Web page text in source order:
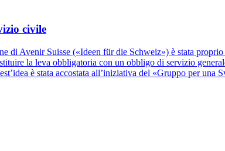
civile
di Avenir Suisse («Ideen für die Schweiz») è stata
la leva obbligatoria con un obbligo di servizio
è stata accostata all’iniziativa del «Gruppo per una